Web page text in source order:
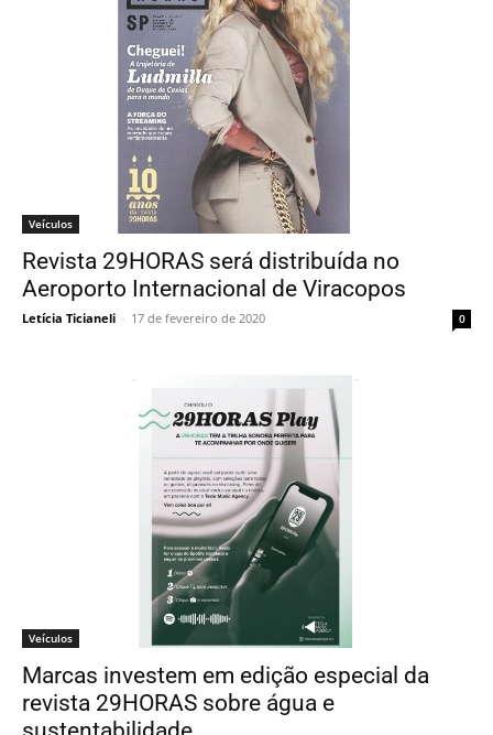
Veículos
Revista 29HORAS será distribuída no
Aeroporto Internacional de Viracopos
Letícia Ticianeli - 17 de fevereiro de 2020 0
Veículos
Marcas investem em edição especial da
revista 29HORAS sobre água e